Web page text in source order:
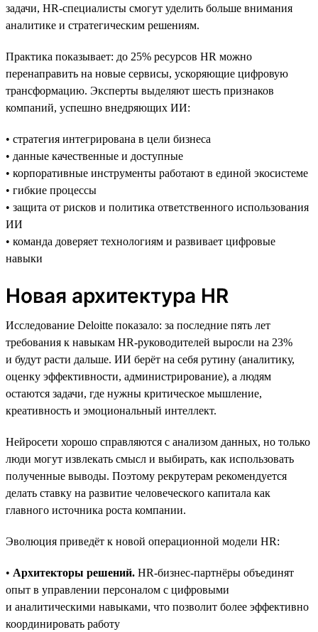
задачи, HR-специалисты смогут уделить больше внимания
аналитике и стратегическим решениям.
Практика показывает: до 25% ресурсов HR можно
перенаправить на новые сервисы, ускоряющие цифровую
трансформацию. Эксперты выделяют шесть признаков
компаний, успешно внедряющих ИИ:
• стратегия интегрирована в цели бизнеса
• данные качественные и доступные
• корпоративные инструменты работают в единой экосистеме
• гибкие процессы
• защита от рисков и политика ответственного использования
ИИ
• команда доверяет технологиям и развивает цифровые
навыки
Новая архитектура HR
Исследование Deloitte показало: за последние пять лет
требования к навыкам HR-руководителей выросли на 23%
и будут расти дальше. ИИ берёт на себя рутину (аналитику,
оценку эффективности, администрирование), а людям
остаются задачи, где нужны критическое мышление,
креативность и эмоциональный интеллект.
Нейросети хорошо справляются с анализом данных, но только
люди могут извлекать смысл и выбирать, как использовать
полученные выводы. Поэтому рекрутерам рекомендуется
делать ставку на развитие человеческого капитала как
главного источника роста компании.
Эволюция приведёт к новой операционной модели HR:
• Архитекторы решений. HR-бизнес-партнёры объединят
опыт в управлении персоналом с цифровыми
и аналитическими навыками, что позволит более эффективно
координировать работу